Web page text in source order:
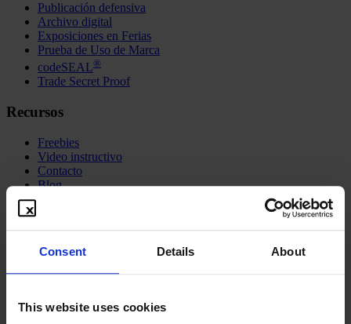
Consent Details About
This website uses cookies
Publicación defensiva
Archivo digital
Exposiciones en Ferias
Prueba de Uso de Marca
codeSEAL®
Trade Secret Proof
Recursos
Freebies
Video instructivo
Contacto
Blog
Acerca de
Visión y misión
Aspectos técnicos
Precios
System-Status